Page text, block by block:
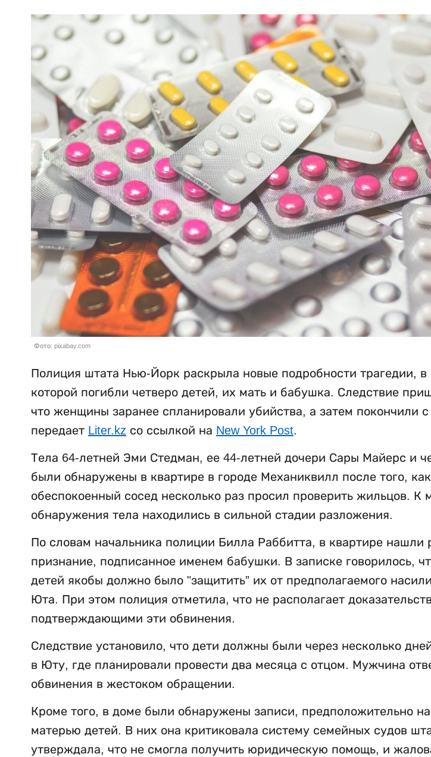
Фото: pixabay.com
Полиция штата Нью-Йорк раскрыла новые подробности трагедии, в
которой погибли четверо детей, их мать и бабушка. Следствие
что женщины заранее спланировали убийства, а затем покончили с
передает Liter.kz со ссылкой на New York Post.
Тела 64-летней Эми Стедман, ее 44-летней дочери Сары Майерс и
были обнаружены в квартире в городе Механиквилл после того, как
обеспокоенный сосед несколько раз просил проверить жильцов. К
обнаружения тела находились в сильной стадии разложения.
По словам начальника полиции Билла Раббитта, в квартире нашли
признание, подписанное именем бабушки. В записке говорилось,
детей якобы должно было "защитить” их от предполагаемого
Юта. При этом полиция отметила, что не располагает
подтверждающими эти обвинения.
Следствие установило, что дети должны были через несколько
в Юту, где планировали провести два месяца с отцом. Мужчина
обвинения в жестоком обращении.
Кроме того, в доме были обнаружены записи, предположительно
матерью детей. В них она критиковала систему семейных судов
утверждала, что не смогла получить юридическую помощь, и